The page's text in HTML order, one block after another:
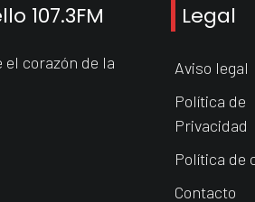
107.3FM
el corazón de la
Legal
Aviso legal
Política de
Privacidad
Política de
Contacto